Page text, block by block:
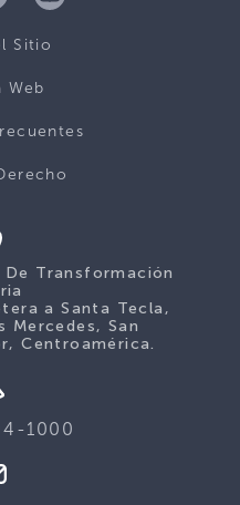
Sitio
Web
Transformación
a Santa Tecla,
Mercedes, San
Centroamérica.
1000